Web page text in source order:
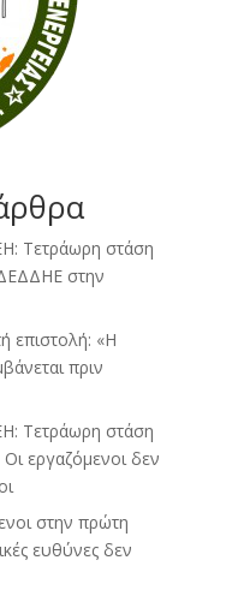
Τετράωρη στάση
στην
επιστολή: «Η
πριν
Τετράωρη στάση
εργαζόμενοι δεν
στην πρώτη
ευθύνες δεν